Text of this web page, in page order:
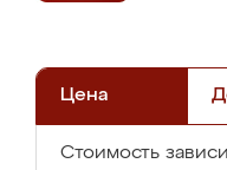
Цена
Стоимость